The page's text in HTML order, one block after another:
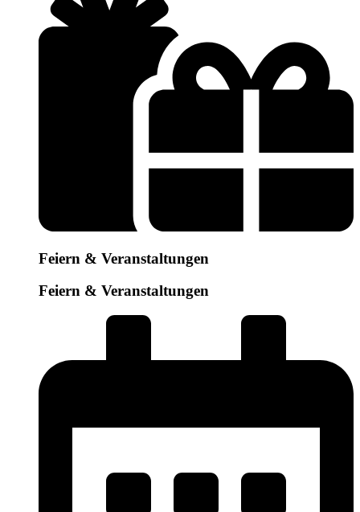
Feiern & Veranstaltungen
Feiern & Veranstaltungen